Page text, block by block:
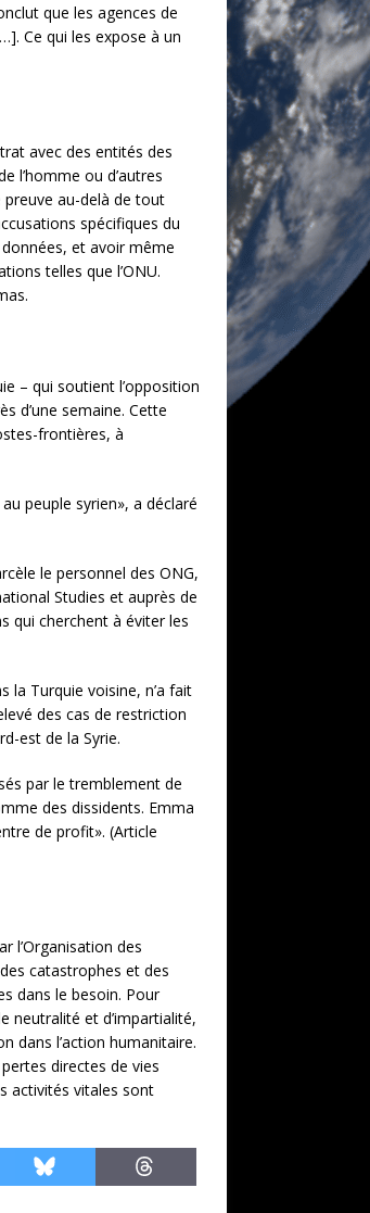
que les agences de
Ce qui les expose à un
avec des entités des
l’homme ou d’autres
preuve au-delà de tout
spécifiques du
et avoir même
telles que l’ONU.
– qui soutient l’opposition
d’une semaine. Cette
frontières, à
peuple syrien», a déclaré
le personnel des ONG,
Studies et auprès de
qui cherchent à éviter les
la Turquie voisine, n’a fait
des cas de restriction
est de la Syrie.
par le tremblement de
des dissidents. Emma
de profit». (Article
l’Organisation des
catastrophes et des
dans le besoin. Pour
neutralité et d’impartialité,
dans l’action humanitaire.
directes de vies
activités vitales sont